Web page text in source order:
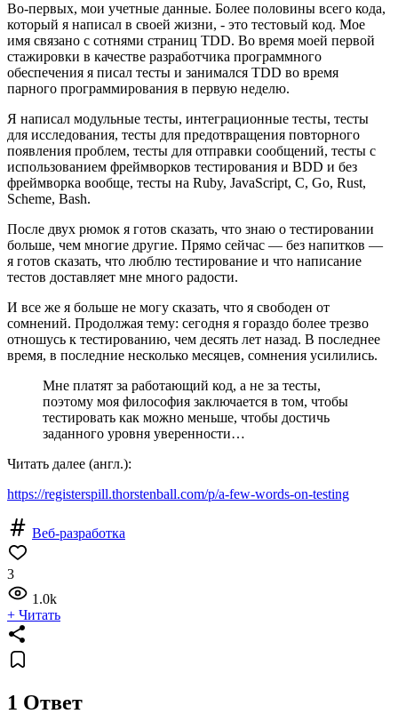
Во-первых, мои учетные данные. Более половины всего кода,
который я написал в своей жизни, - это тестовый код. Мое
имя связано с сотнями страниц TDD. Во время моей первой
стажировки в качестве разработчика программного
обеспечения я писал тесты и занимался TDD во время
парного программирования в первую неделю.
Я написал модульные тесты, интеграционные тесты, тесты
для исследования, тесты для предотвращения повторного
появления проблем, тесты для отправки сообщений, тесты с
использованием фреймворков тестирования и BDD и без
фреймворка вообще, тесты на Ruby, JavaScript, C, Go, Rust,
Scheme, Bash.
После двух рюмок я готов сказать, что знаю о тестировании
больше, чем многие другие. Прямо сейчас — без напитков —
я готов сказать, что люблю тестирование и что написание
тестов доставляет мне много радости.
И все же я больше не могу сказать, что я свободен от
сомнений. Продолжая тему: сегодня я гораздо более трезво
отношусь к тестированию, чем десять лет назад. В последнее
время, в последние несколько месяцев, сомнения усилились.
Мне платят за работающий код, а не за тесты,
поэтому моя философия заключается в том, чтобы
тестировать как можно меньше, чтобы достичь
заданного уровня уверенности…
Читать далее (англ.):
https://registerspill.thorstenball.com/p/a-few-words-on-testing
Веб-разработка
3
1.0k
+ Читать
1 Ответ